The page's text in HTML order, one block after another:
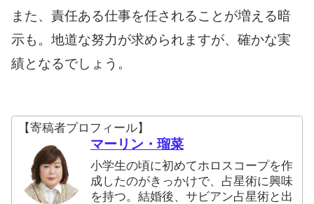
また、責任ある仕事を任されることが増える暗
示も。地道な努力が求められますが、確かな実
績となるでしょう。
【寄稿者プロフィール】
マーリン・瑠菜
小学生の頃に初めてホロスコープを作
成したのがきっかけで、占星術に興味
を持つ。結婚後、サビアン占星術と出